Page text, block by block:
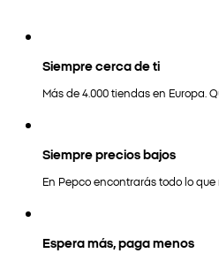
Siempre cerca de ti
Más de 4.000 tiendas en Europa.
Siempre precios bajos
En Pepco encontrarás todo lo
Espera más, paga menos